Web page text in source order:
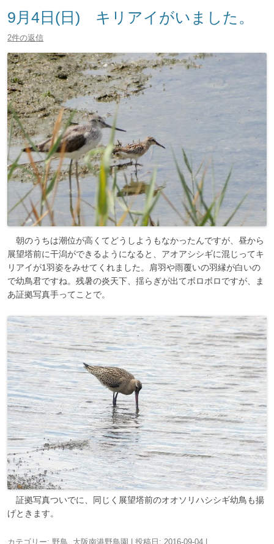
9月4日(日) キリアイがいました。
2件の返信
朝のうちは潮位が高くてどうしようもなかったんですが、昼から
展望塔前に干潟ができるようになると、アオアシシギに混じってキ
リアイが1羽姿をみせてくれました。肩羽や雨覆いの羽縁が白いの
で幼鳥君ですね。残暑の炎天下、揺らぎが出てボロボロですが、ま
あ証拠写真手ってことで。
証拠写真ついでに、同じく展望塔前のオオソリハシシギ幼鳥も揚
げときます。
カテゴリー: 野鳥 大阪南港野鳥園 | 投稿日: 2016-09-04